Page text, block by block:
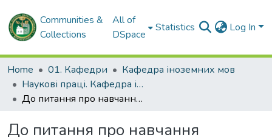
Communities &
Collections
All of
DSpace
Statistics Log In
Home 01. Кафедри
Кафедра іноземних мов
Наукові праці. Кафедра іноземних мов
До питання про навчання англійської медичної термінології
До питання про навчання